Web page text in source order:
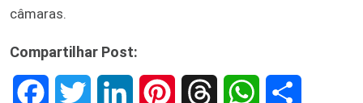
câmaras.
Compartilhar Post: